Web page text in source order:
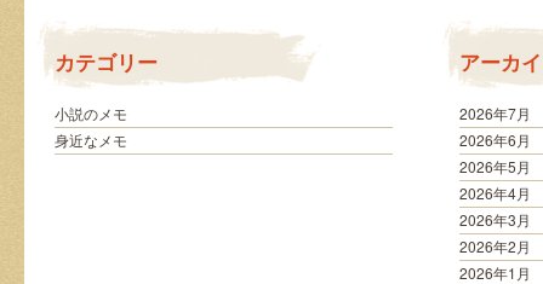
カテゴリー
小説のメモ
身近なメモ
アーカ
2026年7月
2026年6月
2026年5月
2026年4月
2026年3月
2026年2月
2026年1月